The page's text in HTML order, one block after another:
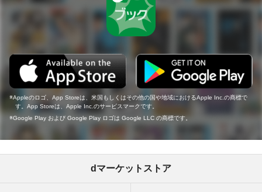
Appleのロゴ、App Storeは、米国もしくはその他の国や地域におけるApple Inc.の商標で
す。App Storeは、Apple Inc.のサービスマークです。
Google Play および Google Play ロゴは Google LLC の商標です。
dマーケットストア